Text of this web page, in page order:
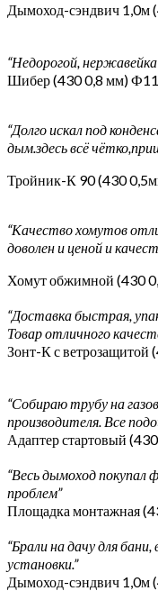
Дымоход-сэндвич
“Недорогой,
Шибер (430 0,8 мм)
“Долго искал под
дым.здесь всё
Тройник-К 90 (430
“Качество хомутов
доволен и ценой и
Хомут обжимной (430
“Доставка быстрая,
Товар отличного
Зонт-К с
“Собираю трубу на
производителя. Все
Адаптер стартовый
“Весь дымоход покупал
проблем”
Площадка монтажная
“Брали на дачу для
установки.”
Дымоход-сэндвич 1,0м